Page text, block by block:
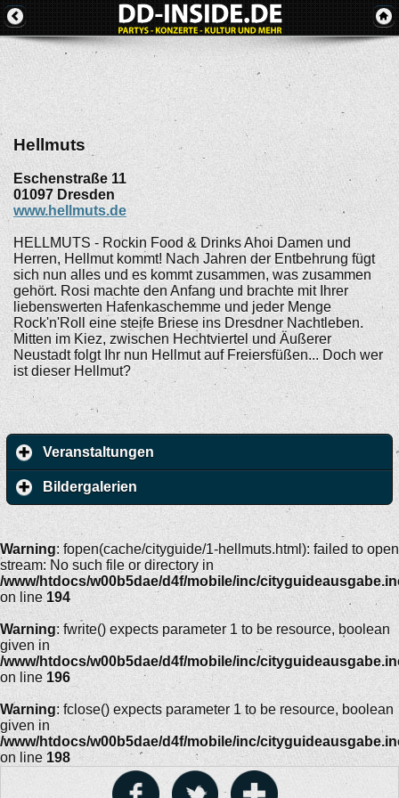
Hellmuts
Eschenstraße 11
01097 Dresden
www.hellmuts.de
HELLMUTS - Rockin Food & Drinks Ahoi Damen und
Herren, Hellmut kommt! Nach Jahren der Entbehrung fügt
sich nun alles und es kommt zusammen, was zusammen
gehört. Rosi machte den Anfang und brachte mit Ihrer
liebenswerten Hafenkaschemme und jeder Menge
Rock'n'Roll eine steife Briese ins Dresdner Nachtleben.
Mitten im Kiez, zwischen Hechtviertel und Äußerer
Neustadt folgt Ihr nun Hellmut auf Freiersfüßen... Doch wer
ist dieser Hellmut?
Veranstaltungen
Bildergalerien
Warning: fopen(cache/cityguide/1-hellmuts.html): failed to open
stream: No such file or directory in
/www/htdocs/w00b5dae/d4f/mobile/inc/
on line 194
Warning: fwrite() expects parameter 1 to be resource, boolean
given in
/www/htdocs/w00b5dae/d4f/mobile/inc/
on line 196
Warning: fclose() expects parameter 1 to be resource, boolean
given in
/www/htdocs/w00b5dae/d4f/mobile/inc/
on line 198